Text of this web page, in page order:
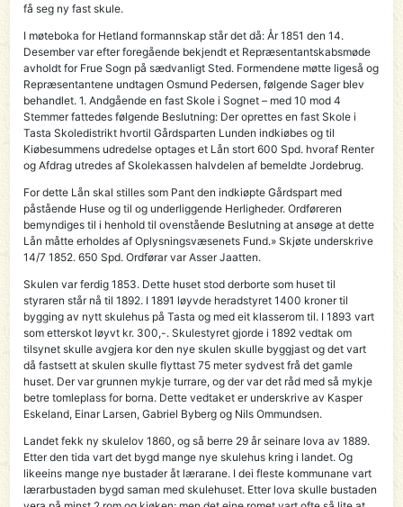
få seg ny fast skule.
I møteboka for Hetland formannskap står det då: År 1851 den 14.
Desember var efter foregående bekjendt et Repræsentantskabsmøde
avholdt for Frue Sogn på sædvanligt Sted. Formendene møtte ligeså og
Repræsentantene undtagen Osmund Pedersen, følgende Sager blev
behandlet. 1. Andgående en fast Skole i Sognet – med 10 mod 4
Stemmer fattedes følgende Beslutning: Der oprettes en fast Skole i
Tasta Skoledistrikt hvortil Gårdsparten Lunden indkiøbes og til
Kiøbesummens udredelse optages et Lån stort 600 Spd. hvoraf Renter
og Afdrag utredes af Skolekassen halvdelen af bemeldte Jordebrug.
For dette Lån skal stilles som Pant den indkiøpte Gårdspart med
påstående Huse og til og underliggende Herligheder. Ordføreren
bemyndiges til i henhold til ovenstående Beslutning at ansøge at dette
Lån måtte erholdes af Oplysningsvæsenets Fund.» Skjøte underskrive
14/7 1852. 650 Spd. Ordførar var Asser Jaatten.
Skulen var ferdig 1853. Dette huset stod derborte som huset til
styraren står nå til 1892. I 1891 løyvde heradstyret 1400 kroner til
bygging av nytt skulehus på Tasta og med eit klasserom til. I 1893 vart
som etterskot løyvt kr. 300,-. Skulestyret gjorde i 1892 vedtak om
tilsynet skulle avgjera kor den nye skulen skulle byggjast og det vart
då fastsett at skulen skulle flyttast 75 meter sydvest frå det gamle
huset. Der var grunnen mykje turrare, og der var det råd med så mykje
betre tomleplass for borna. Dette vedtaket er underskrive av Kasper
Eskeland, Einar Larsen, Gabriel Byberg og Nils Ommundsen.
Landet fekk ny skulelov 1860, og så berre 29 år seinare lova av 1889.
Etter den tida vart det bygd mange nye skulehus kring i landet. Og
likeeins mange nye bustader åt lærarane. I dei fleste kommunane vart
lærarbustaden bygd saman med skulehuset. Etter lova skulle bustaden